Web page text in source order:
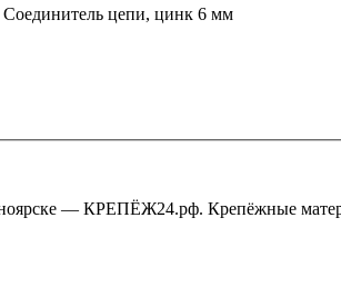
Соединитель цепи, цинк 6 мм
— КРЕПЁЖ24.рф. Крепёжные